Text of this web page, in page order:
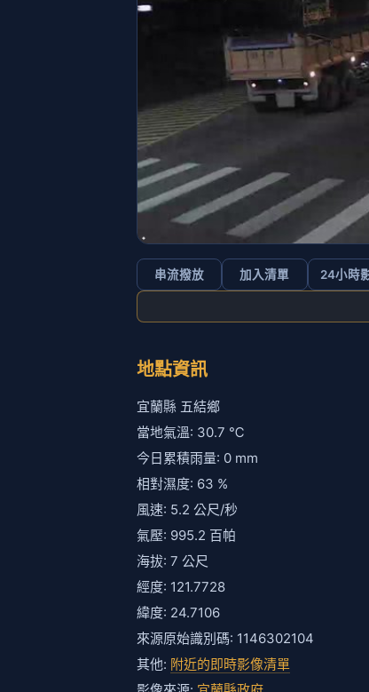
串流撥放 加入清單 24小時
地點資訊
宜蘭縣 五結鄉
當地氣溫: 30.7 ℃
今日累積雨量: 0 mm
相對濕度: 63 %
風速: 5.2 公尺/秒
氣壓: 995.2 百帕
海拔: 7 公尺
經度: 121.7728
緯度: 24.7106
來源原始識別碼: 1146302104
其他: 附近的即時影像清單